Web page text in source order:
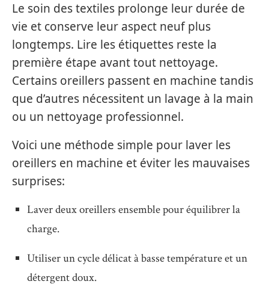
Le soin des textiles prolonge leur durée de
vie et conserve leur aspect neuf plus
longtemps. Lire les étiquettes reste la
première étape avant tout nettoyage.
Certains oreillers passent en machine tandis
que d’autres nécessitent un lavage à la main
ou un nettoyage professionnel.
Voici une méthode simple pour laver les
oreillers en machine et éviter les mauvaises
surprises:
Laver deux oreillers ensemble pour équilibrer la
charge.
Utiliser un cycle délicat à basse température et un
détergent doux.